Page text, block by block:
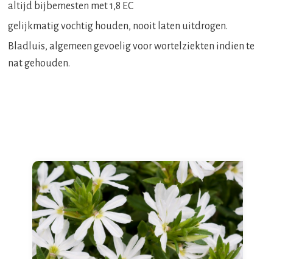
altijd bijbemesten met 1,8 EC
gelijkmatig vochtig houden, nooit laten uitdrogen.
Bladluis, algemeen gevoelig voor wortelziekten indien te
nat gehouden.